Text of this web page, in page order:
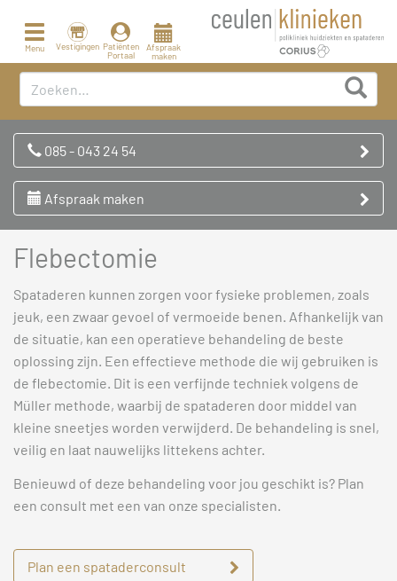
Toggle
navigation
Menu Vestigingen Patiënten
Portaal
Afspraak
maken
085 - 043 24 54
Afspraak maken
Flebectomie
Spataderen kunnen zorgen voor fysieke problemen, zoals
jeuk, een zwaar gevoel of vermoeide benen. Afhankelijk van
de situatie, kan een operatieve behandeling de beste
oplossing zijn. Een effectieve methode die wij gebruiken is
de flebectomie. Dit is een verfijnde techniek volgens de
Müller methode, waarbij de spataderen door middel van
kleine sneetjes worden verwijderd. De behandeling is snel,
veilig en laat nauwelijks littekens achter.
Benieuwd of deze behandeling voor jou geschikt is? Plan
een consult met een van onze specialisten.
Plan een spataderconsult